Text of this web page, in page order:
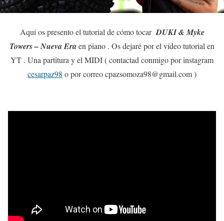
Aquí os presento el tutorial de cómo tocar DUKI & Myke
Towers – Nueva Eraen piano . Os dejaré por el vídeo tutorial en
YT . Una partitura y el MIDI ( contactad conmigo por instagram
cesarpaz98 o por correo cpazsomoza98@gmail.com )